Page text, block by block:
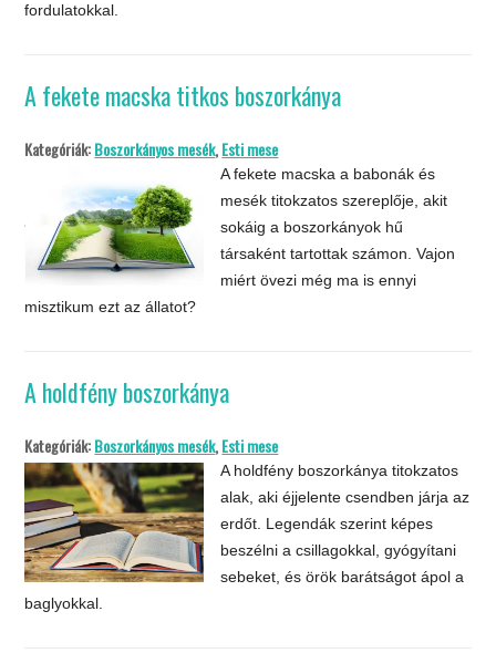
fordulatokkal.
A fekete macska titkos boszorkánya
Kategóriák:Boszorkányos mesék,Esti mese
A fekete macska a babonák és
mesék titokzatos szereplője, akit
sokáig a boszorkányok hű
társaként tartottak számon. Vajon
miért övezi még ma is ennyi
misztikum ezt az állatot?
A holdfény boszorkánya
Kategóriák:Boszorkányos mesék,Esti mese
A holdfény boszorkánya titokzatos
alak, aki éjjelente csendben járja az
erdőt. Legendák szerint képes
beszélni a csillagokkal, gyógyítani
sebeket, és örök barátságot ápol a
baglyokkal.